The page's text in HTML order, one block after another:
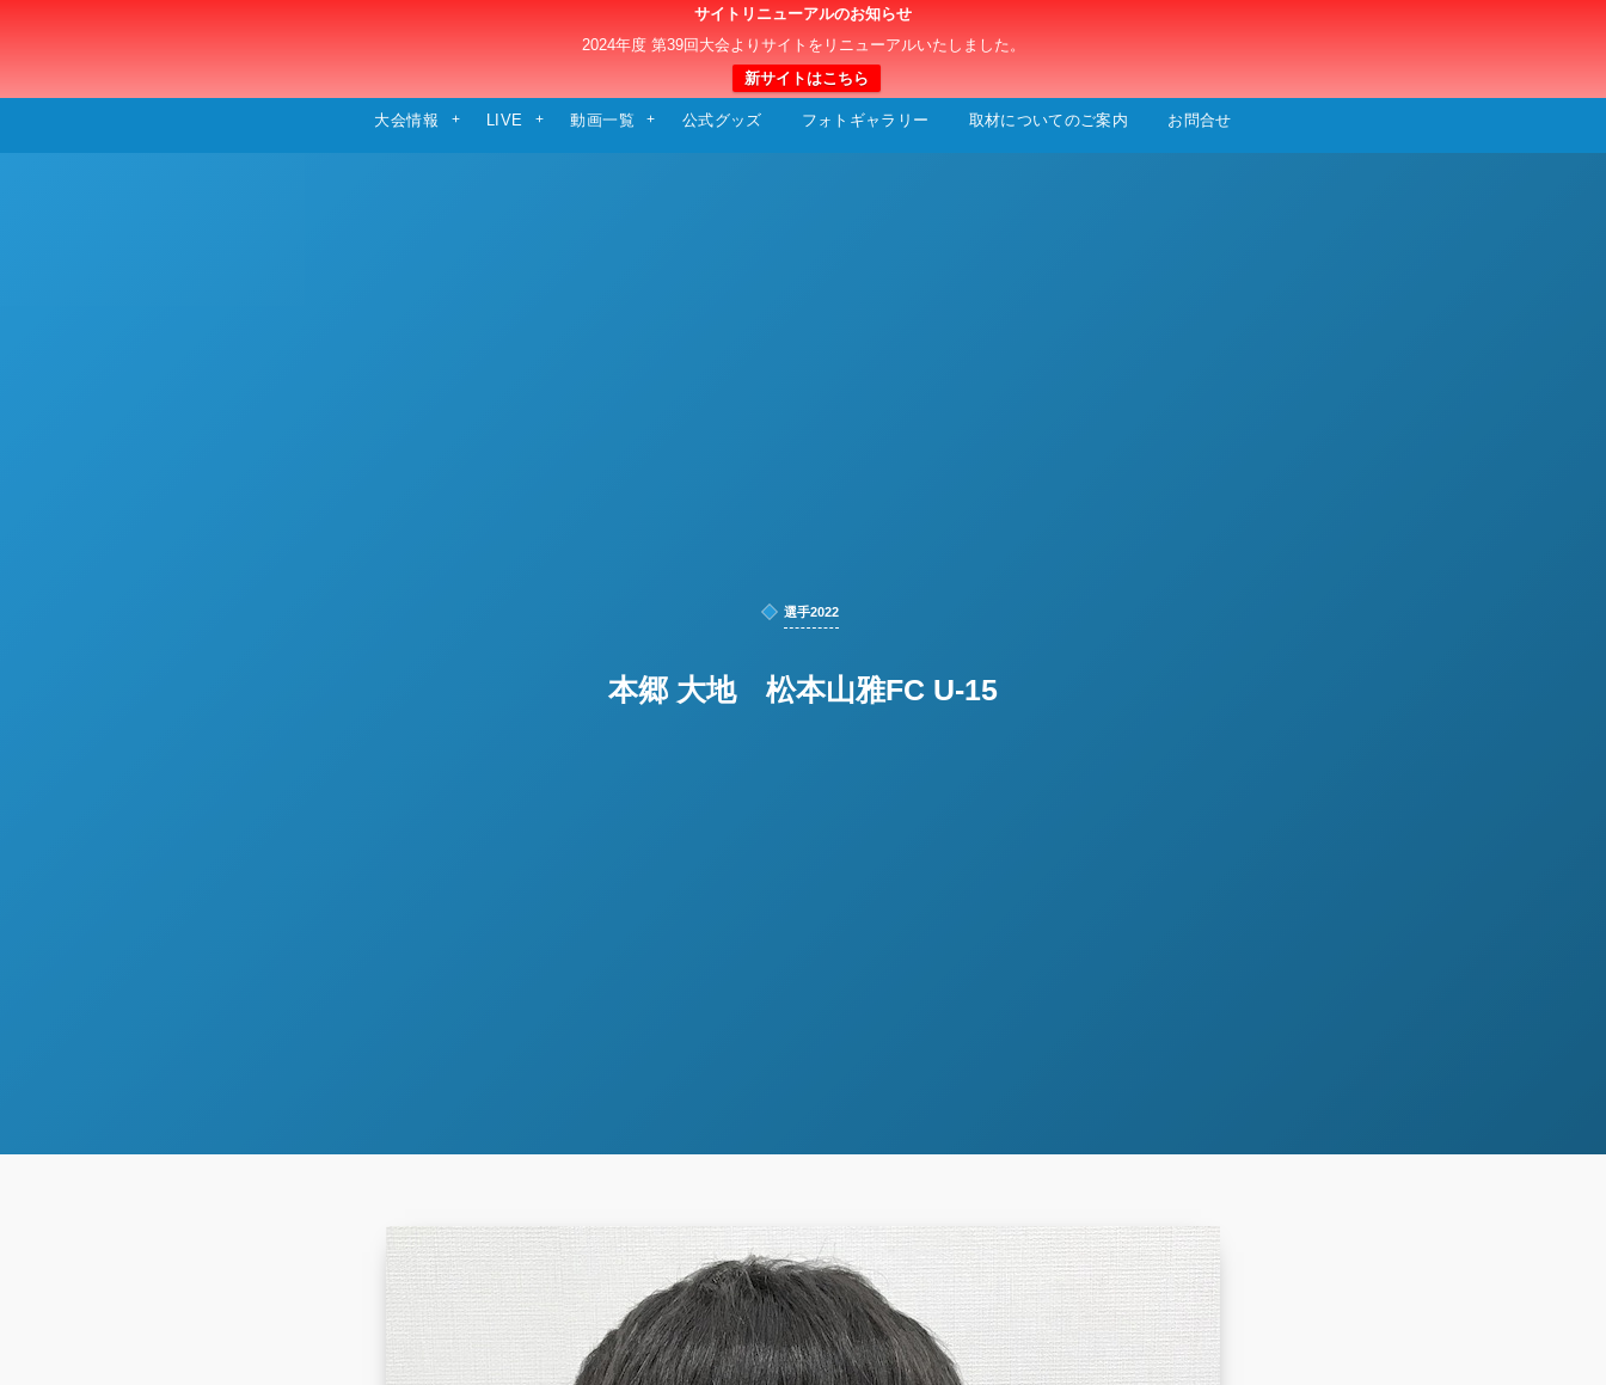
サイトリニューアルのお知らせ
2024年度 第39回大会よりサイトをリニューアルいたしました。
新サイトはこちら
日本クラブユースサッカー選手権（U-15）大会
大会情報 LIVE 動画一覧 公式グッズ フォトギャラリー 取材についてのご案内 お問合せ
選手2022
本郷 大地 松本山雅FC U-15